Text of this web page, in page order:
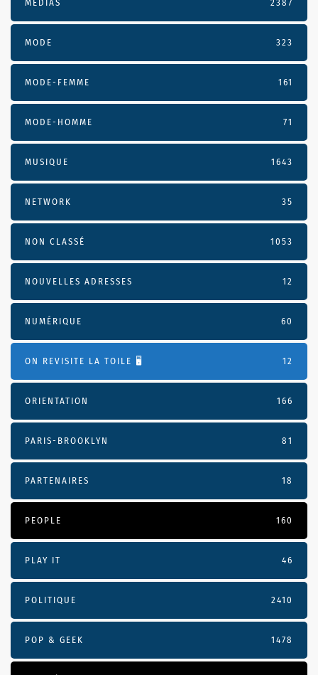
MÉDIAS 2387
MODE 323
MODE-FEMME 161
MODE-HOMME 71
MUSIQUE 1643
NETWORK 35
NON CLASSÉ 1053
NOUVELLES ADRESSES 12
NUMÉRIQUE 60
ON REVISITE LA TOILE 🖥️ 12
ORIENTATION 166
PARIS-BROOKLYN 81
PARTENAIRES 18
PEOPLE 160
PLAY IT 46
POLITIQUE 2410
POP & GEEK 1478